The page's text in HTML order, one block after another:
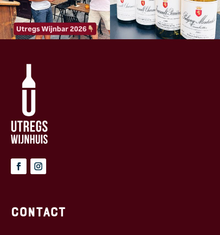
Contact